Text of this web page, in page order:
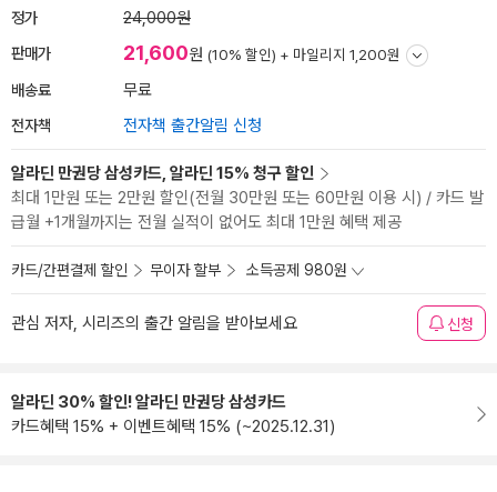
정가 24,000원
판매가 21,600원 (10% 할인) + 마일리지 1,200원
배송료 무료
전자책 전자책 출간알림 신청
알라딘 만권당 삼성카드, 알라딘 15% 청구 할인
최대 1만원 또는 2만원 할인(전월 30만원 또는 60만원 이용 시) / 카드 발
급월 +1개월까지는 전월 실적이 없어도 최대 1만원 혜택 제공
카드/간편결제 할인 무이자 할부 소득공제 980원
관심 저자, 시리즈의 출간 알림을 받아보세요 신청
알라딘 30% 할인! 알라딘 만권당 삼성카드
카드혜택 15% + 이벤트혜택 15% (~2025.12.31)